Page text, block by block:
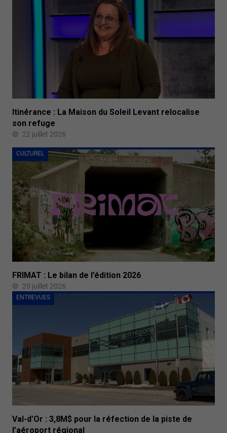
Itinérance : La Maison du Soleil Levant relocalise
son refuge
22 juillet 2026
CULTUREL
FRIMAT : Le bilan de l’édition 2026
20 juillet 2026
ENTREVUES
Val-d’Or : 3,8M$ pour la réfection de la piste de
l’aéroport régional